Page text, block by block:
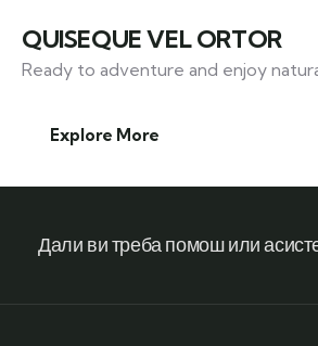
QUISEQUE VEL ORTOR
Ready to adventure and enjoy
Explore More
Дали ви треба помош или